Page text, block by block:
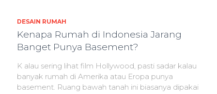
DESAIN RUMAH
Kenapa Rumah di Indonesia Jarang
Banget Punya Basement?
K alau sering lihat film Hollywood, pasti sadar kalau
banyak rumah di Amerika atau Eropa punya
basement. Ruang bawah tanah ini biasanya dipakai